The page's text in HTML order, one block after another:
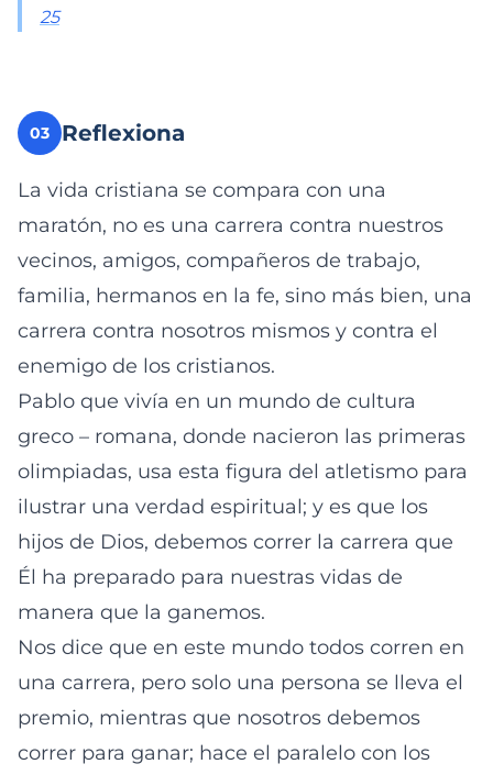
25
03 Reflexiona
La vida cristiana se compara con una
maratón, no es una carrera contra nuestros
vecinos, amigos, compañeros de trabajo,
familia, hermanos en la fe, sino más bien, una
carrera contra nosotros mismos y contra el
enemigo de los cristianos.
Pablo que vivía en un mundo de cultura
greco – romana, donde nacieron las primeras
olimpiadas, usa esta figura del atletismo para
ilustrar una verdad espiritual; y es que los
hijos de Dios, debemos correr la carrera que
Él ha preparado para nuestras vidas de
manera que la ganemos.
Nos dice que en este mundo todos corren en
una carrera, pero solo una persona se lleva el
premio, mientras que nosotros debemos
correr para ganar; hace el paralelo con los